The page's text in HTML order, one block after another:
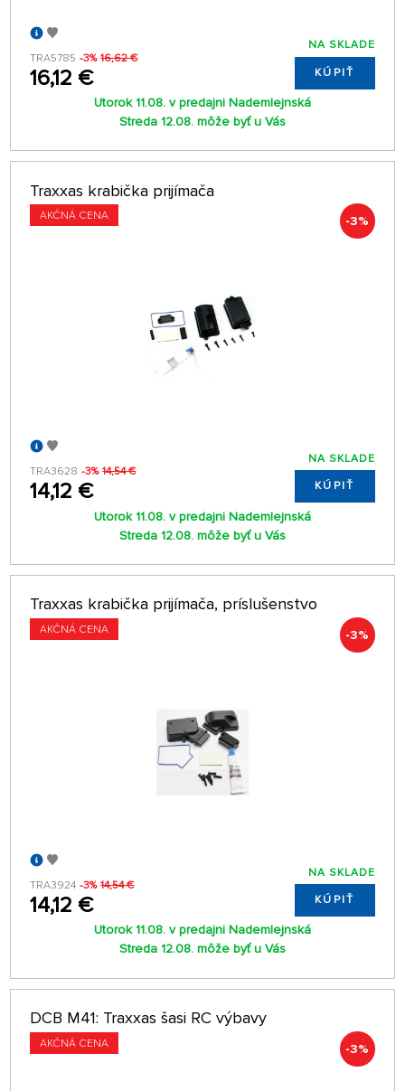
TRA5785 -3% 16,62 €
16,12 €
NA SKLADE
KÚPIŤ
Utorok 11.08. v predajni Nademlejnská
Streda 12.08. môže byť u Vás
Traxxas krabička prijímača
AKČNÁ CENA -3%
TRA3628 -3% 14,54 €
14,12 €
NA SKLADE
KÚPIŤ
Utorok 11.08. v predajni Nademlejnská
Streda 12.08. môže byť u Vás
Traxxas krabička prijímača, príslušenstvo
AKČNÁ CENA -3%
TRA3924 -3% 14,54 €
14,12 €
NA SKLADE
KÚPIŤ
Utorok 11.08. v predajni Nademlejnská
Streda 12.08. môže byť u Vás
DCB M41: Traxxas šasi RC výbavy
AKČNÁ CENA -3%